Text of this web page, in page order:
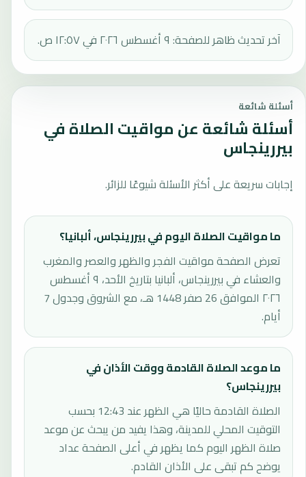
آخر تحديث ظاهر للصفحة: ٩ أغسطس ٢٠٢٦ في ١٢:٥٧ ص.
أسئلة شائعة
أسئلة شائعة عن مواقيت الصلاة في
بيررينجاس
إجابات سريعة على أكثر الأسئلة شيوعًا للزائر.
ما مواقيت الصلاة اليوم في بيررينجاس، ألبانيا؟
تعرض الصفحة مواقيت الفجر والظهر والعصر والمغرب
والعشاء في بيررينجاس، ألبانيا بتاريخ الأحد، ٩ أغسطس
٢٠٢٦ الموافق 26 صفر 1448 هـ، مع الشروق وجدول 7
أيام.
ما موعد الصلاة القادمة ووقت الأذان في
بيررينجاس؟
الصلاة القادمة حاليًا هي الظهر عند 12:43 بحسب
التوقيت المحلي للمدينة، وهذا يفيد من يبحث عن موعد
صلاة الظهر اليوم كما يظهر في أعلى الصفحة عداد
يوضح كم تبقى على الأذان القادم.